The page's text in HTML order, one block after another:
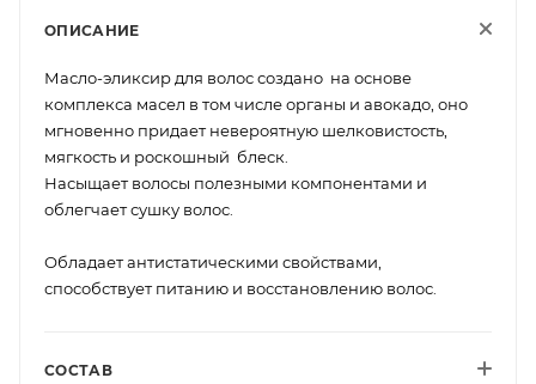
ОПИСАНИЕ
Масло-эликсир для волос создано на основе
комплекса масел в том числе органы и авокадо, оно
мгновенно придает невероятную шелковистость,
мягкость и роскошный блеск.
Насыщает волосы полезными компонентами и
облегчает сушку волос.
Обладает антистатическими свойствами,
способствует питанию и восстановлению волос.
СОСТАВ